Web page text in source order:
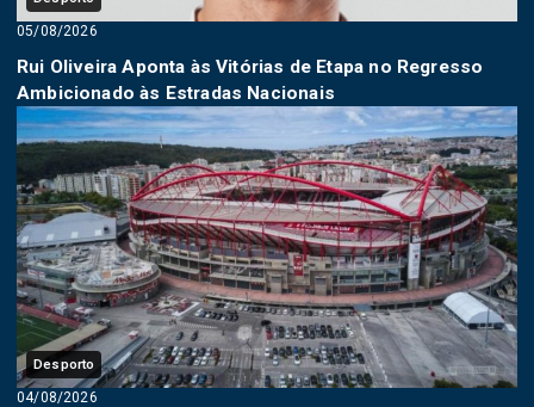
05/08/2026
Rui Oliveira Aponta às Vitórias de Etapa no Regresso
Ambicionado às Estradas Nacionais
Desporto
04/08/2026